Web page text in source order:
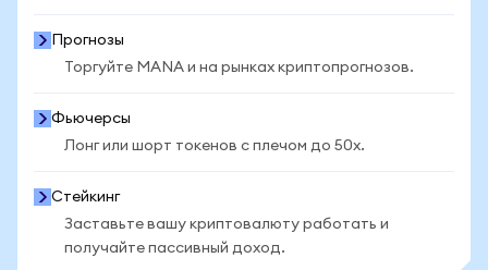
Прогнозы
Торгуйте MANA и на рынках криптопрогнозов.
Фьючерсы
Лонг или шорт токенов с плечом до 50x.
Стейкинг
Заставьте вашу криптовалюту работать и
получайте пассивный доход.